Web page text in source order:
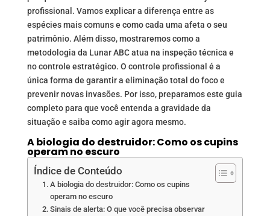
profissional. Vamos explicar a diferença entre as
espécies mais comuns e como cada uma afeta o seu
patrimônio. Além disso, mostraremos como a
metodologia da Lunar ABC atua na inspeção técnica e
no controle estratégico. O controle profissional é a
única forma de garantir a eliminação total do foco e
prevenir novas invasões. Por isso, preparamos este guia
completo para que você entenda a gravidade da
situação e saiba como agir agora mesmo.
A biologia do destruidor: Como os cupins
operam no escuro
Índice de Conteúdo
A biologia do destruidor: Como os cupins
operam no escuro
Sinais de alerta: O que você precisa observar